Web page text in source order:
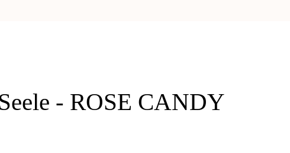
- ROSE CANDY